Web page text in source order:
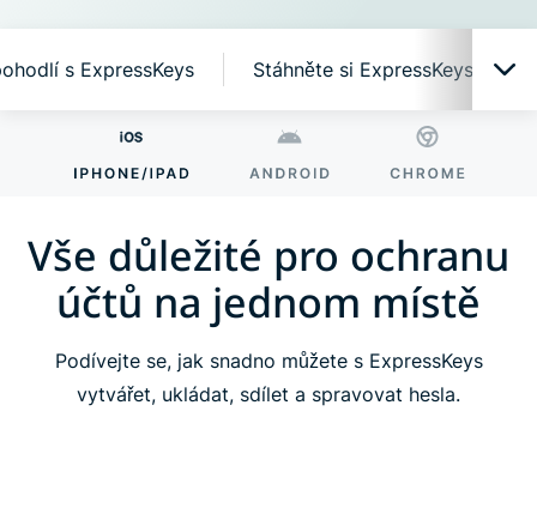
s ExpressKeys Stáhněte si ExpressKeys na
Vše důležité pro ochranu účtů na jednom místě
Proč ExpressKeys?
Chytré funkce, snadné ovládání
Zažijte pohodlí s ExpressKeys
Vše důležité pro ochranu
účtů na jednom místě
Podívejte se, jak snadno můžete s ExpressKeys
vytvářet, ukládat, sdílet a spravovat hesla.